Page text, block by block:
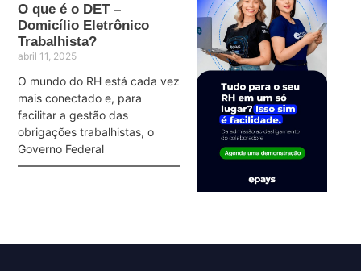
O que é o DET –
Domicílio Eletrônico
Trabalhista?
abril 11, 2025
O mundo do RH está cada vez
mais conectado e, para
facilitar a gestão das
obrigações trabalhistas, o
Governo Federal